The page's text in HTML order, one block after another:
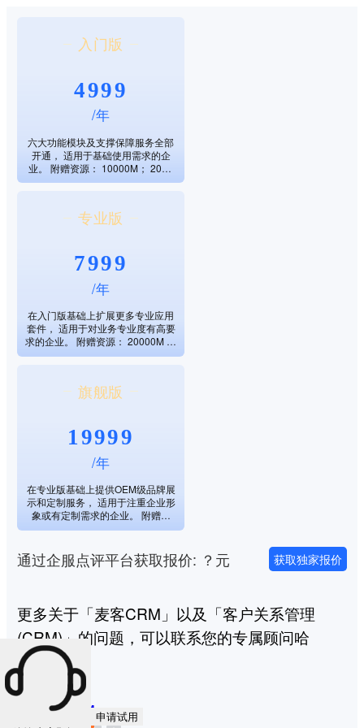
入门版
4999
/年
六大功能模块及支撑保障服务全部
开通， 适用于基础使用需求的企
业。 附赠资源： 10000M； 2000
短信配额； 2000 邮件配额； 2 自
专业版
7999
/年
在入门版基础上扩展更多专业应用
套件， 适用于对业务专业度有高要
求的企业。 附赠资源： 20000M 系
统空间； 10000 短信配额； 10000
旗舰版
19999
/年
在专业版基础上提供OEM级品牌展
示和定制服务， 适用于注重企业形
象或有定制需求的企业。 附赠资
源： 100000M 系统空间； 20000
自定义字段。
通过企服点评平台获取报价: ？元 获取独家报价
更多关于「麦客CRM」以及「客户关系管理
(CRM)」的问题，可以联系您的专属顾问哈
专属顾问
麦客CRM申请试用